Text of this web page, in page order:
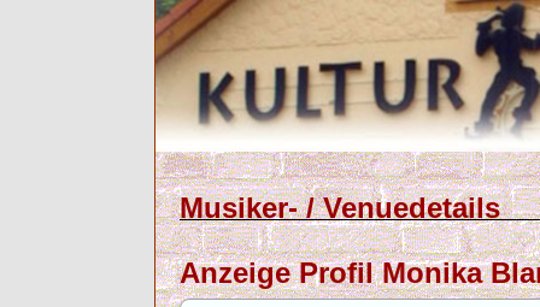
Musiker- / Venuedetails
Anzeige Profil Monika